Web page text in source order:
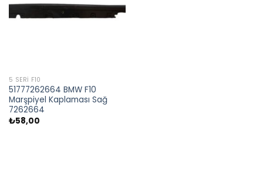
5 SERI F10
51777262664 BMW F10
Marşpiyel Kaplaması Sağ
7262664
₺58,00